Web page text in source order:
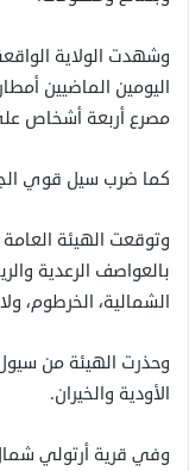
وشهدت الولاية
اليومين الماضيين
مصرع أربعة أشخاص
كما ضرب سيل قوي
وتوقعت الهيئة
بالعواصف الرعدية
الشمالية، الخرطوم،
وحذرت الهيئة من
الأودية والخيران.
وفي قرية أرتولي